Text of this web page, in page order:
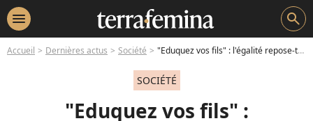
menu search
Accueil Dernières actus Société "Eduquez vos fils" : l'égalité repose-t-elle (trop) sur les épaules des mères ?
SOCIÉTÉ
"Eduquez vos fils" :